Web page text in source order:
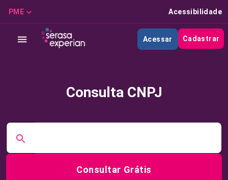
PME Acessibilidade
Acessar Cadastrar
Consulta CNPJ
Consultar Grátis